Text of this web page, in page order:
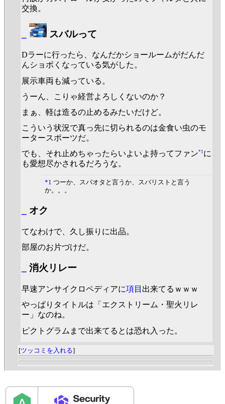
交換。
スバルって
Dラーに行ったら、なんだかショールームがだんだ
んショボくなっている気がした。
展示車両も減っている。
うーん、こりゃ経営よろしくないのか？
まぁ、軽は造るの止めるみたいだけど。
こういう状況で真っ先に切られるのは金食い虫のモ
ータースポーツだ。
でも、それ止めちゃったらいよいよ持ってファン*1 に
も愛想尽かされるだろうな。
*1 つーか、スバオタと言うか、スバリストと言う
か。。。
オク
てなわけで、久し振りに出品。
部屋のお片づけだ。
消火リレー
早速アンサイクロペディアに項目 出来てるｗｗｗ
やっぱりタイトルは「エクストリーム・聖火リレ
ー」なのね。
ピクトグラムまで出来てるとは恐れ入った。
[ツッコミを入れる]